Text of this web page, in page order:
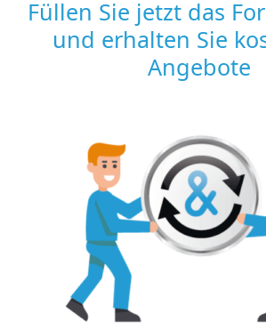
Füllen Sie jetzt das
und erhalten Sie
Angebote